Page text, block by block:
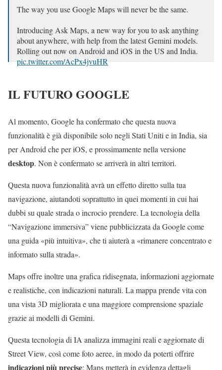
The way you use Google Maps will never be the same.
Introducing Ask Maps, a new way for you to ask anything
about anywhere, with help from the latest Gemini models.
Rolling out now on Android and iOS in the US and India.
pic.twitter.com/AcPx4jvuHR
IL FUTURO GOOGLE
Al momento, Google ha confermato che questa nuova
funzionalità è già disponibile solo negli Stati Uniti e in India, sia
per Android che per iOS, e prossimamente nella versione
desktop. Non è confermato se arriverà in altri territori.
Questa nuova funzionalità avrà un effetto diretto sulla tua
navigazione, aiutandoti soprattutto in quei momenti in cui hai
dubbi su quale strada o incrocio prendere. La tecnologia della
“Navigazione immersiva” viene pubblicizzata da Google come
una guida «più intuitiva», che ti aiuterà a «rimanere concentrato e
informato sulla strada».
Maps offre inoltre una grafica ridisegnata, informazioni aggiornate
e realistiche, con indicazioni naturali. La mappa prende vita con
una vista 3D migliorata e una maggiore comprensione spaziale
grazie ai modelli di Gemini.
Questa tecnologia di IA analizza immagini reali e aggiornate di
Street View, così come foto aeree, in modo da poterti offrire
indicazioni più precise: Maps metterà in evidenza dettagli